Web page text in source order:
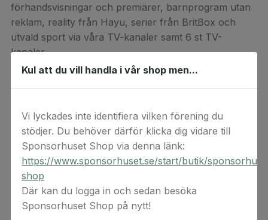
förhandsvisningar och premiärer, barnprogram utan
reklam, reality från Hayu, serier från BritBox och
utvald sport via våra TV-kanaler samt 6 st TV-
kanaler
Alla filmer och serier
All underhållning
Barnprogram
Reality från Hayu
Brittiskt innehåll från BritBox
Kul att du vill handla i vår shop men...
Vi lyckades inte identifiera vilken förening du
stödjer. Du behöver därför klicka dig vidare till
Sponsorhuset Shop via denna länk:
https://www.sponsorhuset.se/start/butik/
shop
Där kan du logga in och sedan besöka
Sponsorhuset Shop på nytt!